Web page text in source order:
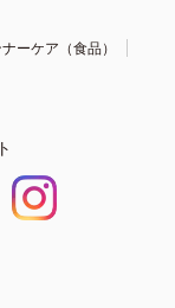
ーケア（食品）